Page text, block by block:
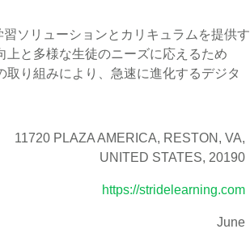
ソリューションとカリキュラムを提供す
と多様な生徒のニーズに応えるため
り組みにより、急速に進化するデジタ
11720 PLAZA AMERICA, RESTON, VA,
UNITED STATES, 20190
https://stridelearning.com
June